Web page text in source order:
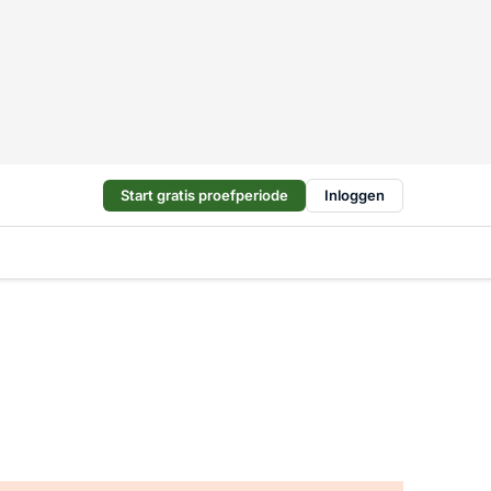
Start gratis proefperiode Inloggen